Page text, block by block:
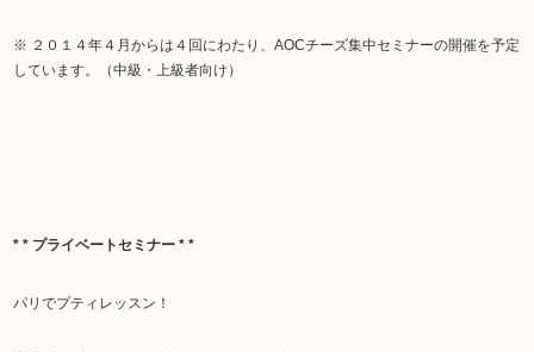
※ ２０１４年４月からは４回にわたり、AOCチーズ集中セミナーの開催を予定
しています。（中級・上級者向け）
* * プライベートセミナー * *
パリでプティレッスン！